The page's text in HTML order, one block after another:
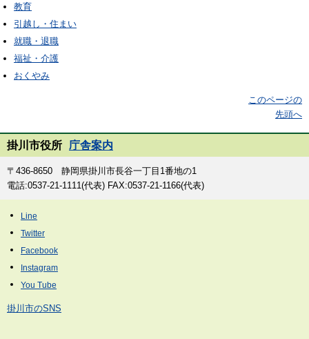
教育
引越し・住まい
就職・退職
福祉・介護
おくやみ
このページの
先頭へ
掛川市役所 庁舎案内
〒436-8650 静岡県掛川市長谷一丁目1番地の1
電話:0537-21-1111(代表) FAX:0537-21-1166(代表)
掛川市のSNS